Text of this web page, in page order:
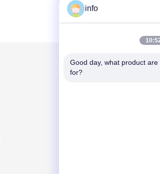
Gửi thư cho chúng
info
Good day, what product are
for?